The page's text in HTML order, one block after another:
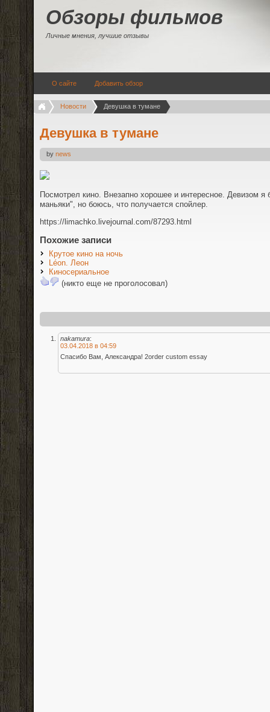
Обзоры фильмов
Личные мнения, лучшие отзывы
О сайте Добавить обзор
Новости Девушка в тумане
Девушка в тумане
by news
Посмотрел кино. Внезапно хорошее и интересное. Девизом я
маньяки", но боюсь, что получается спойлер.
https://limachko.livejournal.com/87293.html
Похожие записи
Крутое кино на ночь
Léon. Леон
Киносериальное
(никто еще не проголосовал)
nakamura:
03.04.2018 в 04:59
Спасибо Вам, Александра! 2order custom essay